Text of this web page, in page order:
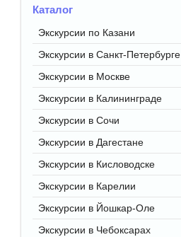
Каталог
Экскурсии по Казани
Экскурсии в Санкт-Петербурге
Экскурсии в Москве
Экскурсии в Калининграде
Экскурсии в Сочи
Экскурсии в Дагестане
Экскурсии в Кисловодске
Экскурсии в Карелии
Экскурсии в Йошкар-Оле
Экскурсии в Чебоксарах